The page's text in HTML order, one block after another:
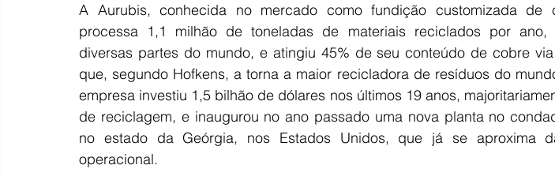
A Aurubis, conhecida no mercado como fundição customizada de
processa 1,1 milhão de toneladas de materiais reciclados por ano,
diversas partes do mundo, e atingiu 45% de seu conteúdo de cobre
que, segundo Hofkens, a torna a maior recicladora de resíduos do
empresa investiu 1,5 bilhão de dólares nos últimos 19 anos,
de reciclagem, e inaugurou no ano passado uma nova planta no
no estado da Geórgia, nos Estados Unidos, que já se aproxima
operacional.